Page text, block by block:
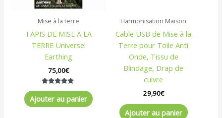
Mise à la terre
TAPIS DE MISE A LA
TERRE Universel
Earthing
75,00€
Note
5.00
sur 5
Ajouter au panier
Harmonisation Maison
Cable USB de Mise à la
Terre pour Toile Anti
Onde, Tissu de
Blindage, Drap de
cuivre
29,90€
Ajouter au panier